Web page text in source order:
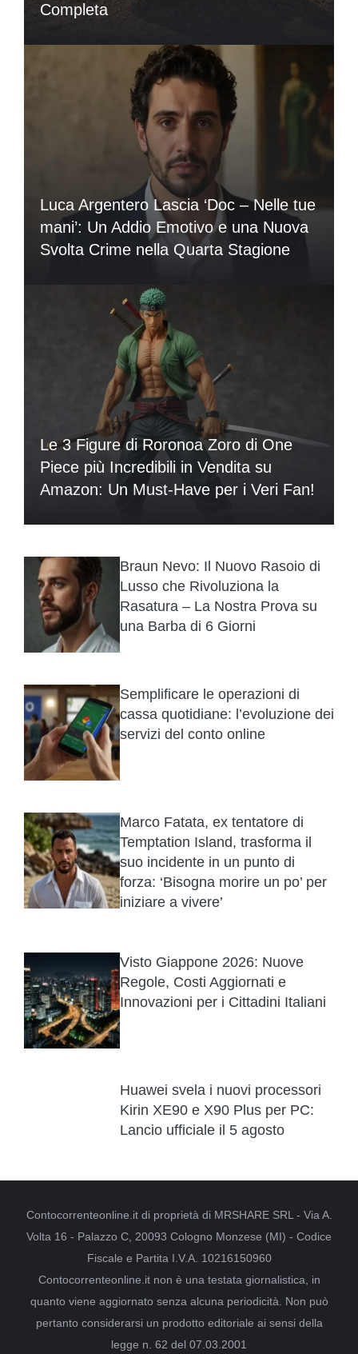
Completa
Luca Argentero Lascia ‘Doc – Nelle tue
mani’: Un Addio Emotivo e una Nuova
Svolta Crime nella Quarta Stagione
Le 3 Figure di Roronoa Zoro di One
Piece più Incredibili in Vendita su
Amazon: Un Must-Have per i Veri Fan!
Braun Nevo: Il Nuovo Rasoio di
Lusso che Rivoluziona la
Rasatura – La Nostra Prova su
una Barba di 6 Giorni
Semplificare le operazioni di
cassa quotidiane: l’evoluzione dei
servizi del conto online
Marco Fatata, ex tentatore di
Temptation Island, trasforma il
suo incidente in un punto di
forza: ‘Bisogna morire un po’ per
iniziare a vivere’
Visto Giappone 2026: Nuove
Regole, Costi Aggiornati e
Innovazioni per i Cittadini Italiani
Huawei svela i nuovi processori
Kirin XE90 e X90 Plus per PC:
Lancio ufficiale il 5 agosto
Contocorrenteonline.it di proprietà di MRSHARE SRL - Via A.
Volta 16 - Palazzo C, 20093 Cologno Monzese (MI) - Codice
Fiscale e Partita I.V.A. 10216150960
Contocorrenteonline.it non è una testata giornalistica, in
quanto viene aggiornato senza alcuna periodicità. Non può
pertanto considerarsi un prodotto editoriale ai sensi della
legge n. 62 del 07.03.2001